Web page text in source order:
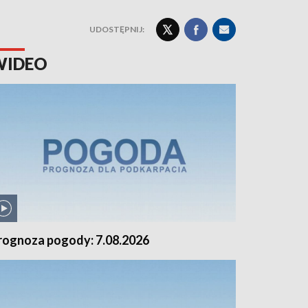
UDOSTĘPNIJ:
pogody: 7.08.2026